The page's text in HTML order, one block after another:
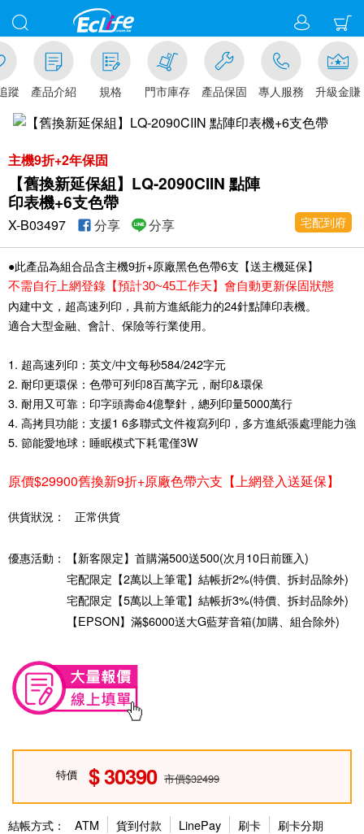
蹤 產品介紹 規格 門市庫存 產品保固 專人服務 升級金賺
主機9折+2年保固
【舊換新延保組】LQ-2090CIIN 點陣
印表機+6支色帶
宅配到府
X-B03497 分享 分享
●此產品為組合品含主機9折+原廠黑色色帶6支【送主機延保】
不需自行上網登錄【預計30~45工作天】會自動更新保固狀態
內建中文，超高速列印，具前方進紙能力的24針點陣印表機。
適合大型金融、會計、保險等行業使用。
1. 超高速列印：英文/中文每秒584/242字元
2. 耐印更環保：色帶可列印8百萬字元，耐印&環保
3. 耐用又可靠：印字頭壽命4億擊針，總列印量5000萬行
4. 高拷貝功能：支援1 6多聯式文件複寫列印，多方進紙張處理能力強
5. 節能愛地球：睡眠模式下耗電僅3W
原價$29900舊換新9折+原廠色帶六支【上網登入送延保】
供貨狀況： 正常供貨
優惠活動：
【新客限定】首購滿500送500(次月10日前匯入)
宅配限定【2萬以上筆電】結帳折2%(特價、拆封品除外)
宅配限定【5萬以上筆電】結帳折3%(特價、拆封品除外)
【EPSON】滿$6000送大G藍芽音箱(加購、組合除外)
特價 30390 市價$32499
結帳方式： ATM 貨到付款 LinePay 刷卡 刷卡分期